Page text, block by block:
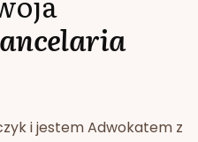
i jestem Adwokatem z